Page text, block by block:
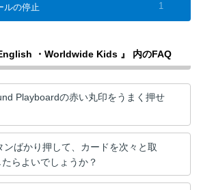
ルの停止 1
English ・Worldwide Kids 』 内のFAQ
Playboardの赤い丸印をうまく押せ
ばかり押して、カードを次々と取
らよいでしょうか？